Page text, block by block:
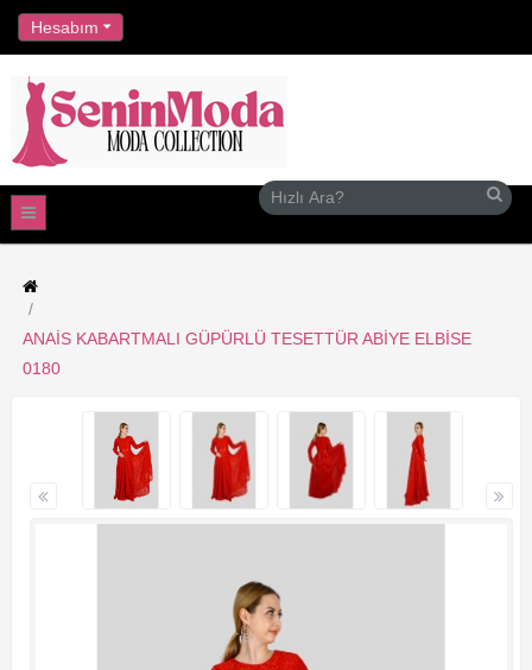
Hesabım
ANAIS KABARTMALI GÜPÜRLÜ TESETTÜR ABIYE ELBISE
0180